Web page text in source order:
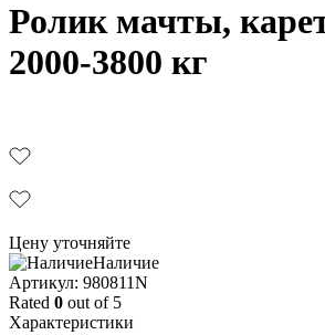
Ролик мачты,
2000-3800 кг
Цену уточняйте
Наличие
Aртикул: 980811N
Rated 0 out of 5
Характеристики